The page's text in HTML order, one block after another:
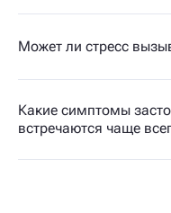
Может ли стресс
Какие симптомы
встречаются чаще